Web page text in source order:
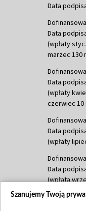
Data
Data
(wpłaty
marzec 130
Data
(wpłaty
czerwiec 10
Data
(wpłaty
Data
(wpłata
Szanujemy Twoją